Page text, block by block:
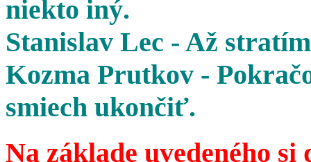
niekto iný.
Stanislav Lec - Až
Kozma Prutkov -
smiech ukončiť.
Na základe uvedeného